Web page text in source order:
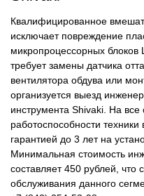
Квалифицированное
исключает повреждение
микропроцессорных
требует замены датчика
вентилятора обдува или
организуется выезд
инструмента Shivaki. На
работоспособности
гарантией до 3 лет на
Минимальная стоимость
составляет 450 рублей, что
обслуживания данного